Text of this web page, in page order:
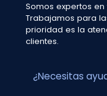
Somos expertos
Trabajamos para
prioridad es la
clientes.
¿Necesitas